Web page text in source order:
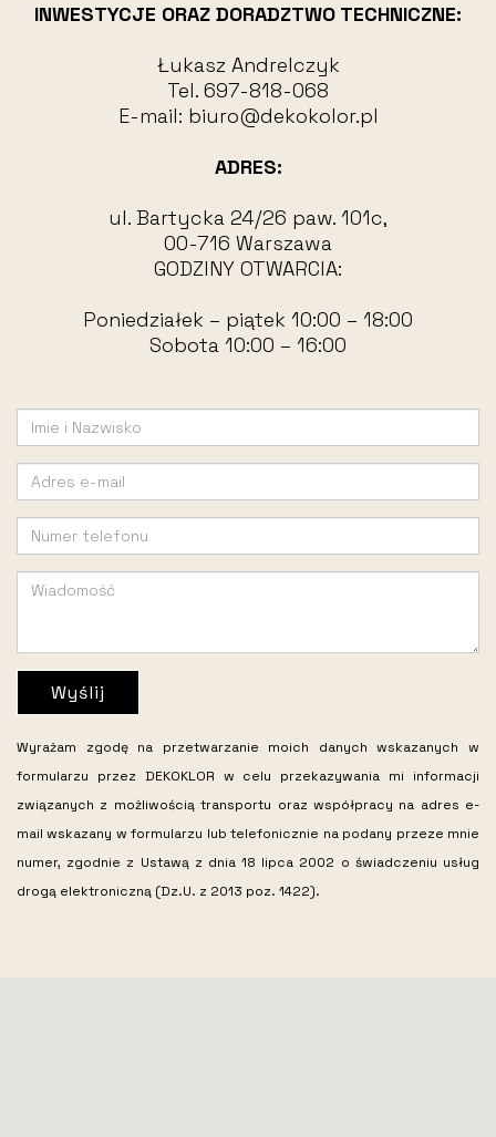
INWESTYCJE ORAZ DORADZTWO TECHNICZNE:
Łukasz Andrelczyk
Tel. 697-818-068
E-mail: biuro@dekokolor.pl
ADRES:
ul. Bartycka 24/26 paw. 101c,
00-716 Warszawa
GODZINY OTWARCIA:
Poniedziałek – piątek 10:00 – 18:00
Sobota 10:00 – 16:00
Wyślij
Wyrażam zgodę na przetwarzanie moich danych wskazanych w
formularzu przez DEKOKLOR w celu przekazywania mi informacji
związanych z możliwością transportu oraz współpracy na adres e-
mail wskazany w formularzu lub telefonicznie na podany przeze mnie
numer, zgodnie z Ustawą z dnia 18 lipca 2002 o świadczeniu usług
drogą elektroniczną (Dz.U. z 2013 poz. 1422).